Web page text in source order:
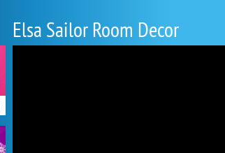
Elsa Sailor Room Decor